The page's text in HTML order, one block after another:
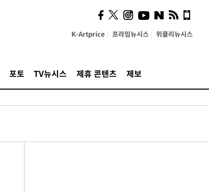
K-Artprice 프라임뉴시스 위클리뉴시스
포토 TV뉴시스 제휴 콘텐츠 제보